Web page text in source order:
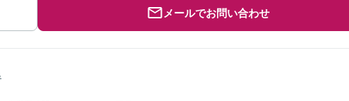
メールでお問い合わせ